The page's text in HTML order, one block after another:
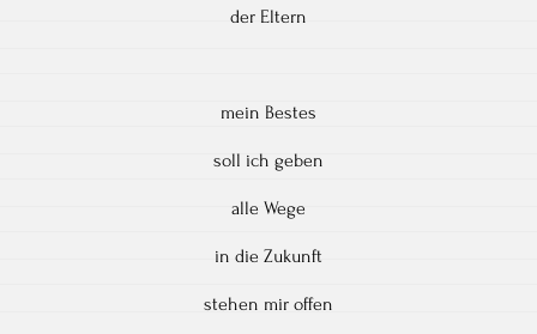
der Eltern
mein Bestes
soll ich geben
alle Wege
in die Zukunft
stehen mir offen